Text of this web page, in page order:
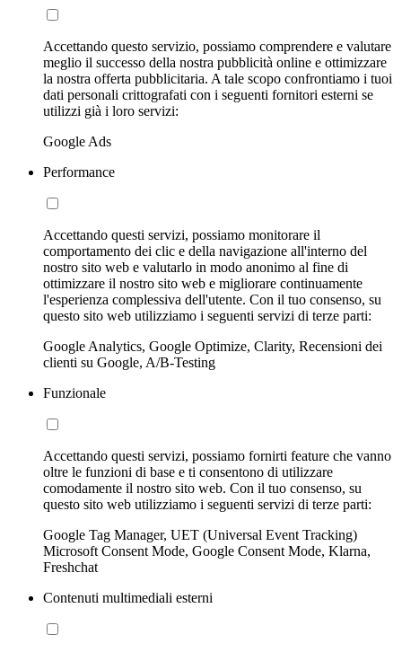
Accettando questo servizio, possiamo comprendere e valutare
meglio il successo della nostra pubblicità online e ottimizzare
la nostra offerta pubblicitaria. A tale scopo confrontiamo i tuoi
dati personali crittografati con i seguenti fornitori esterni se
utilizzi già i loro servizi:
Google Ads
Performance
Accettando questi servizi, possiamo monitorare il
comportamento dei clic e della navigazione all'interno del
nostro sito web e valutarlo in modo anonimo al fine di
ottimizzare il nostro sito web e migliorare continuamente
l'esperienza complessiva dell'utente. Con il tuo consenso, su
questo sito web utilizziamo i seguenti servizi di terze parti:
Google Analytics, Google Optimize, Clarity, Recensioni dei
clienti su Google, A/B-Testing
Funzionale
Accettando questi servizi, possiamo fornirti feature che vanno
oltre le funzioni di base e ti consentono di utilizzare
comodamente il nostro sito web. Con il tuo consenso, su
questo sito web utilizziamo i seguenti servizi di terze parti:
Google Tag Manager, UET (Universal Event Tracking)
Microsoft Consent Mode, Google Consent Mode, Klarna,
Freshchat
Contenuti multimediali esterni